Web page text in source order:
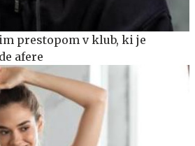
prestopom v klub, ki je
afere